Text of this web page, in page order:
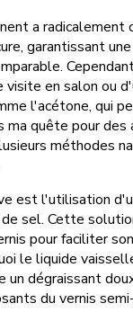
a radicalement
garantissant
visite en salon ou
l'acétone, qui
ma quête pour
méthodes
est l'utilisation
sel. Cette
pour faciliter
le liquide
un dégraissant
du vernis